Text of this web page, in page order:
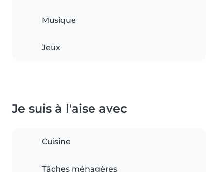
Musique
Jeux
Je suis à l'aise avec
Cuisine
Tâches ménagères